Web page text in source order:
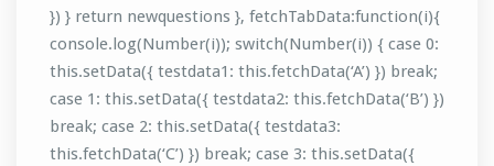
}) } return newquestions }, fetchTabData:function(i){
console.log(Number(i)); switch(Number(i)) { case 0:
this.setData({ testdata1: this.fetchData(‘A’) }) break;
case 1: this.setData({ testdata2: this.fetchData(‘B’) })
break; case 2: this.setData({ testdata3:
this.fetchData(‘C’) }) break; case 3: this.setData({